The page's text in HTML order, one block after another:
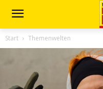
Start Themenwelten